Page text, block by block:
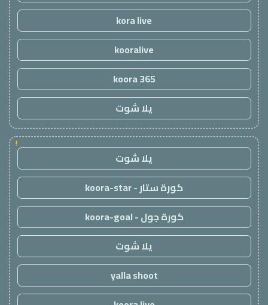
kora live
kooralive
koora 365
يلا شوت
!
يلا شوت
كورة ستار - koora-star
كورة جول - koora-goal
يلا شوت
yalla shoot